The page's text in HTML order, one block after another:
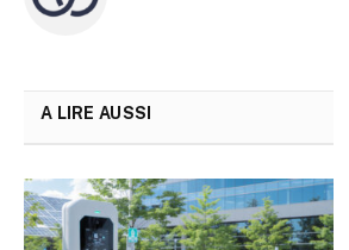
A LIRE AUSSI